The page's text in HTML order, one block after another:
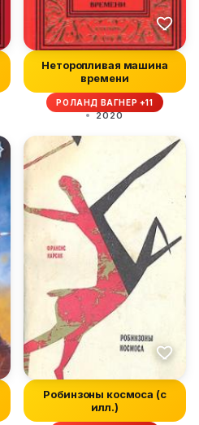
Неторопливая машина
времени
РОЛАНД ВАГНЕР +11
2020
Робинзоны космоса (с
илл.)